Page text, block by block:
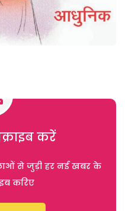
करें
से जुड़ी हर नई खबर के
करिए